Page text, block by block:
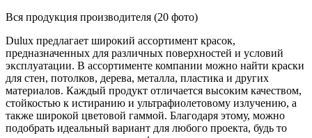
Вся продукция производителя (20 фото)
Dulux предлагает широкий ассортимент красок,
предназначенных для различных поверхностей и условий
эксплуатации. В ассортименте компании можно найти краски
для стен, потолков, дерева, металла, пластика и других
материалов. Каждый продукт отличается высоким качеством,
стойкостью к истиранию и ультрафиолетовому излучению, а
также широкой цветовой гаммой. Благодаря этому, можно
подобрать идеальный вариант для любого проекта, будь то